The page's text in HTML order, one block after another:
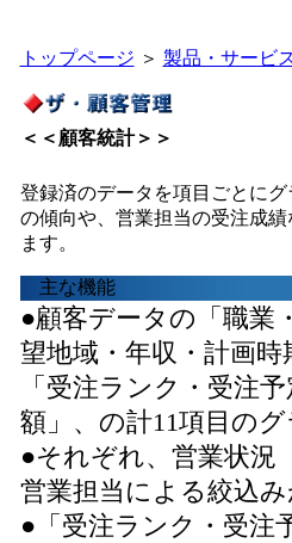
トップページ ＞ 製品・サービ
＜＜顧客統計＞＞
登録済のデータを項目ごとに
の傾向や、営業担当の受注成
ます。
主な機能
●顧客データの「職業
望地域・年収・計画
「受注ランク・受注
額」、の計11項目の
●それぞれ、営業状況
営業担当による絞込
●「受注ランク・受注